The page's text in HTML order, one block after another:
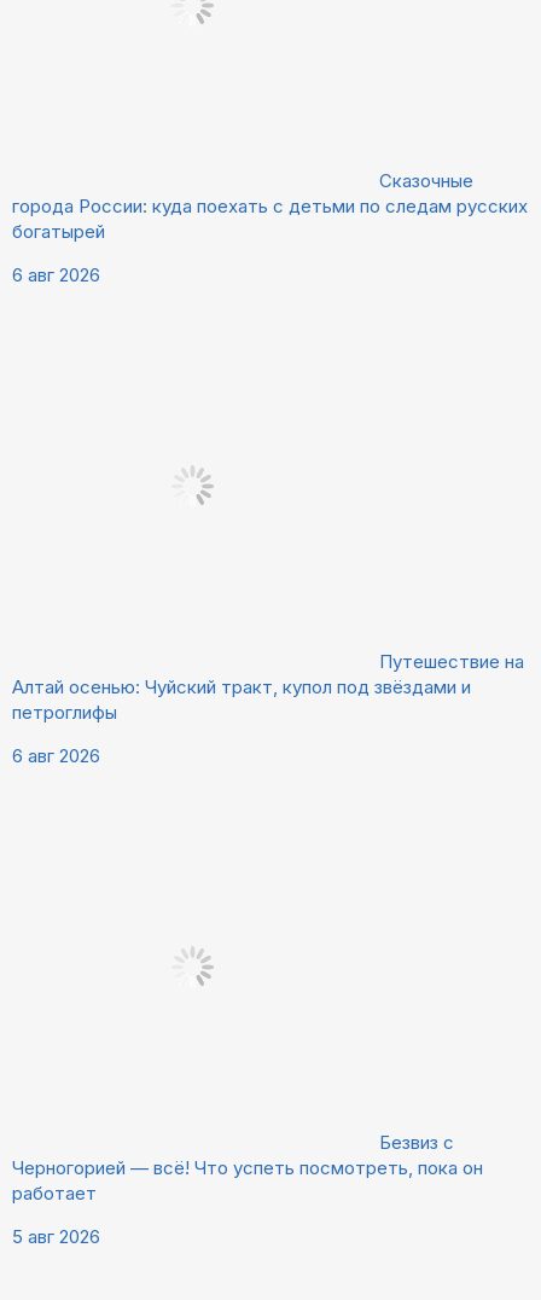
Сказочные
города России: куда поехать с детьми по следам русских
богатырей
6 авг 2026
Путешествие на
Алтай осенью: Чуйский тракт, купол под звёздами и
петроглифы
6 авг 2026
Безвиз с
Черногорией — всё! Что успеть посмотреть, пока он
работает
5 авг 2026